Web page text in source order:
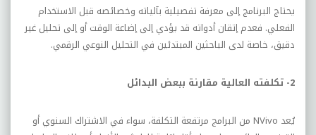
يحتاج البرنامج إلى معرفة تفصيلية بآلياته وخصائصه قبل الاستخدام
الفعلي. فعدم إتقان أدواته قد يؤدي إلى إضاعة الوقت أو إلى تحليل غير
دقيق، خاصة لدى الباحثين المبتدئين في التحليل النوعي الرقمي.
2- تكلفته العالية مقارنة ببعض البدائل
يُعد NVivo من البرامج مرتفعة التكلفة، سواء في الاشتراك السنوي أو